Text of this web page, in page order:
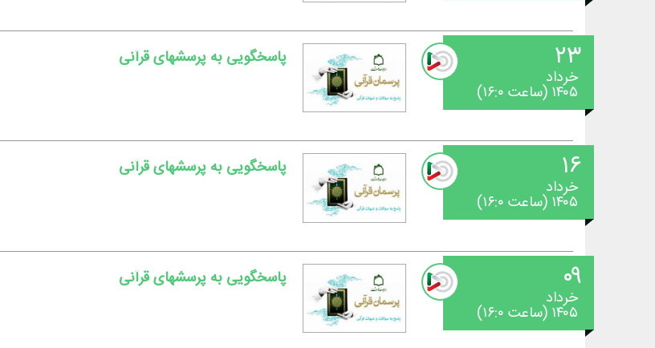
۲۳
خرداد
۱۴۰۵ (ساعت ۱۶:۰)
پاسخگویی به پرسشهای قرآنی
۱۶
خرداد
۱۴۰۵ (ساعت ۱۶:۰)
پاسخگویی به پرسشهای قرآنی
۰۹
خرداد
۱۴۰۵ (ساعت ۱۶:۰)
پاسخگویی به پرسشهای قرآنی